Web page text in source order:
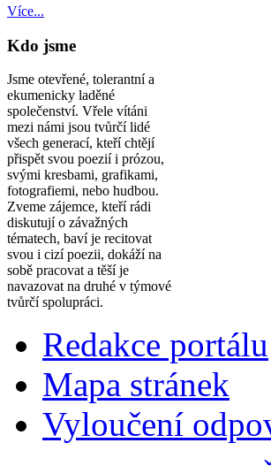
Více...
Kdo jsme
Jsme otevřené, tolerantní a
ekumenicky laděné
společenství. Vřele vítáni
mezi námi jsou tvůrčí lidé
všech generací, kteří chtějí
přispět svou poezií i prózou,
svými kresbami, grafikami,
fotografiemi, nebo hudbou.
Zveme zájemce, kteří rádi
diskutují o závažných
tématech, baví je recitovat
svou i cizí poezii, dokáží na
sobě pracovat a těší je
navazovat na druhé v týmové
tvůrčí spolupráci.
Redakce portálu
Mapa stránek
Vyloučení